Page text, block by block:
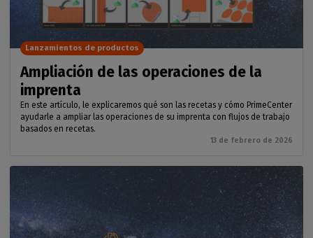
Ampliación de las operaciones de la
imprenta
En este artículo, le explicaremos qué son las recetas y cómo PrimeCenter
ayudarle a ampliar las operaciones de su imprenta con flujos de trabajo
basados en recetas.
13 de febrero de 2026
Lanzamientos de productos